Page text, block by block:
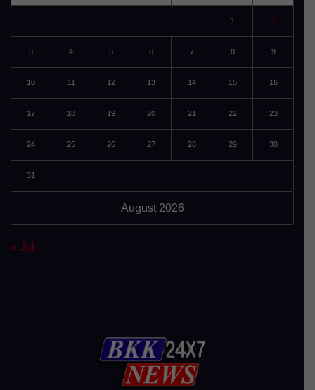
August 2026
1 2
3 4 5 6 7 8 9
10 11 12 13 14 15 16
17 18 19 20 21 22 23
24 25 26 27 28 29 30
31
« Jul